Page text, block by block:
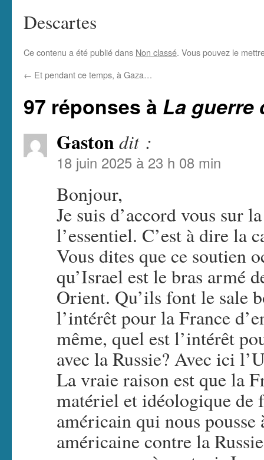
Descartes
Ce contenu a été publié dans Non classé. Vous pouvez le
← Et pendant ce temps, à Gaza…
97 réponses à La guerre
Gaston dit :
18 juin 2025 à 23 h 08 min
Bonjour,
Je suis d’accord vous sur
l’essentiel. C’est à dire la
Vous dites que ce soutien
qu’Israel est le bras armé
Orient. Qu’ils font le sale
l’intérêt pour la France
même, quel est l’intérêt
avec la Russie? Avec ici
La vraie raison est que la
matériel et idéologique de
américain qui nous
américaine contre la